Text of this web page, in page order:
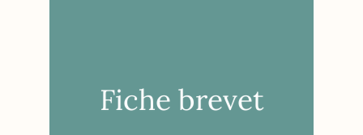
Fiche brevet